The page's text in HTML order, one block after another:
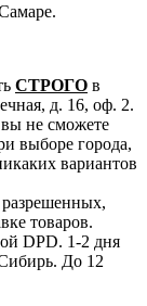
СТРОГО в
д. 16, оф. 2.
вы не сможете
выборе города,
вариантов
разрешенных,
товаров.
DPD. 1-2 дня
До 12